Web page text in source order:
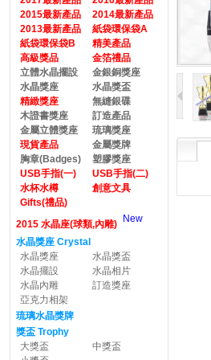
2015最新產品
2014最新產品
2013最新產品
紙袋環保袋A
紙袋環保袋B
精美產品
高級獎品
金箔禮品
立體水晶擺設
金銀銅獎座
水晶獎座
水晶獎盃
精緻獎座
無縫銀碟
木證書獎座
訂造產品
金屬立體獎座
琉璃獎座
現貨產品
金屬獎牌
胸章(Badges)
塑膠獎座
USB手指(一)
USB手指(二)
水杯水樽
創意文具
Gifts(禮品)
2015 水晶座(球類,內雕)
New
水晶獎座 Crystal
水晶獎座
水晶獎盃
水晶擺設
水晶相片
水晶內雕
訂造獎座
亞克力相架
琉璃水晶獎牌
獎盃 Trophy
大獎盃
中獎盃